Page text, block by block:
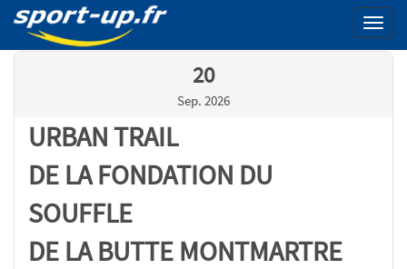
Menu
20
Sep. 2026
URBAN TRAIL
DE LA FONDATION DU
SOUFFLE
DE LA BUTTE MONTMARTRE